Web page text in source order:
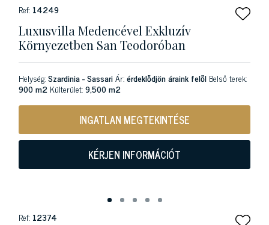
Ref: 14249
Luxusvilla Medencével Exkluzív
Környezetben San Teodoróban
Helység:Szardinia - SassariÁr:érdeklődjön áraink felől Belső terek:
900 m2 Külterület:9,500 m2
INGATLAN MEGTEKINTÉSE
KÉRJEN INFORMÁCIÓT
Ref: 12374